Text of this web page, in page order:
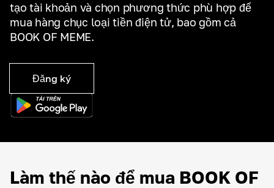
tạo tài khoản và chọn phương thức phù hợp để
mua hàng chục loại tiền điện tử, bao gồm cả
BOOK OF MEME.
Đăng ký
Làm thế nào để mua BOOK OF